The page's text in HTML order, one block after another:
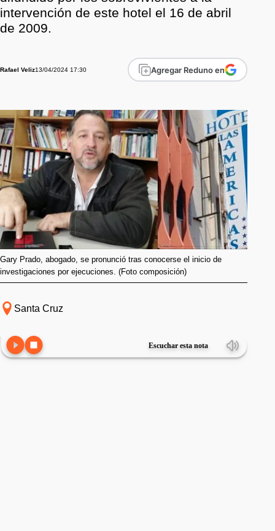
intervención de este hotel el 16 de abril
de 2009.
Rafael Veliz13/04/2024 17:30 Agregar Reduno en
Gary Prado, abogado, se pronunció tras conocerse el inicio de
investigaciones por ejecuciones. (Foto composición)
Santa Cruz
Escuchar esta nota